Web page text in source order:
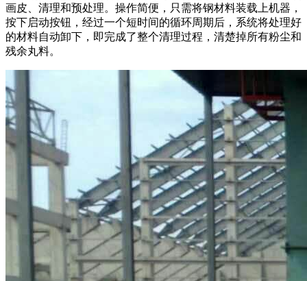
画皮、清理和预处理。操作简便，只需将钢材料装载上机器，
按下启动按钮，经过一个短时间的循环周期后，系统将处理好
的材料自动卸下，即完成了整个清理过程，清楚掉所有粉尘和
残余丸料。